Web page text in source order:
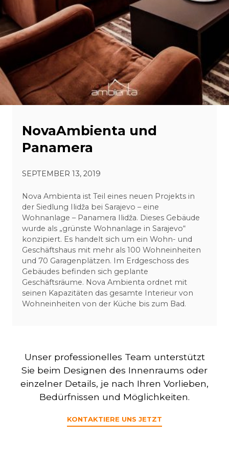
NovaAmbienta und
Panamera
SEPTEMBER 13, 2019
Nova Ambienta ist Teil eines neuen Projekts in
der Siedlung Ilidža bei Sarajevo – eine
Wohnanlage – Panamera Ilidža. Dieses Gebäude
wurde als „grünste Wohnanlage in Sarajevo“
konzipiert. Es handelt sich um ein Wohn- und
Geschäftshaus mit mehr als 100 Wohneinheiten
und 70 Garagenplätzen. Im Erdgeschoss des
Gebäudes befinden sich geplante
Geschäftsräume. Nova Ambienta ordnet mit
seinen Kapazitäten das gesamte Interieur von
Wohneinheiten von der Küche bis zum Bad.
Unser professionelles Team unterstützt
Sie beim Designen des Innenraums oder
einzelner Details, je nach Ihren Vorlieben,
Bedürfnissen und Möglichkeiten.
KONTAKTIERE UNS JETZT